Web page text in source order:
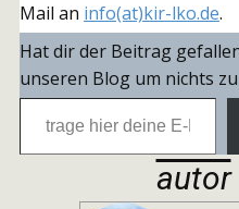
Mail an info(at)kir-lko.de.
Hat dir der Beitrag
unseren Blog um nichts
trage hier deine E-Mail-Adresse ein
autor